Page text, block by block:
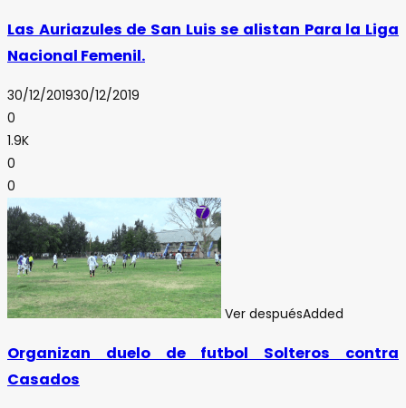
Las Auriazules de San Luis se alistan Para la Liga
Nacional Femenil.
30/12/201930/12/2019
0
1.9K
0
0
Ver despuésAdded
Organizan duelo de futbol Solteros contra
Casados